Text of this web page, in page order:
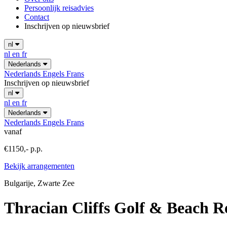
Persoonlijk reisadvies
Contact
Inschrijven op nieuwsbrief
nl
nl en fr
Nederlands
Nederlands Engels Frans
Inschrijven op nieuwsbrief
nl
nl en fr
Nederlands
Nederlands Engels Frans
vanaf
€1150,- p.p.
Bekijk arrangementen
Bulgarije, Zwarte Zee
Thracian Cliffs Golf & Beach